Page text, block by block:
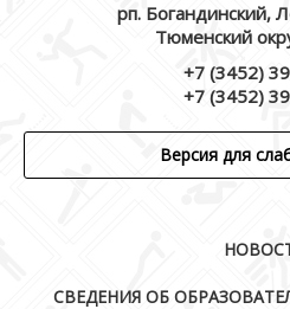
рп. Богандинский,
Тюменский
+7 (3452)
+7 (3452)
Версия для
СВЕДЕНИЯ ОБ